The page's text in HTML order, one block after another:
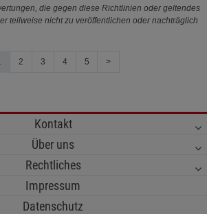
die gegen diese Richtlinien oder geltendes
teilweise nicht zu veröffentlichen oder nachträglich
2 3 4 5 >
Kontakt
Über uns
Rechtliches
Impressum
Datenschutz